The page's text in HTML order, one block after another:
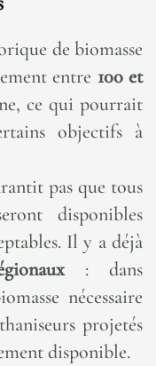
de biomasse
entre 100 et
ce qui pourrait
objectifs à
pas que tous
disponibles
Il y a déjà
: dans
nécessaire
projetés
disponible.